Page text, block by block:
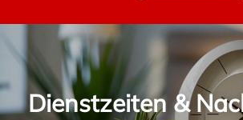
Dienstzeiten &